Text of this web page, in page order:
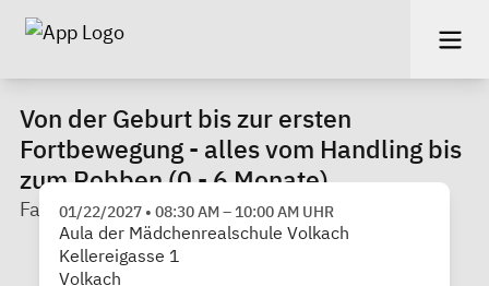
Von der Geburt bis zur ersten
Fortbewegung - alles vom Handling bis
zum Robben (0 - 6 Monate)
Familienstützpunkt Volkach
01/22/2027 • 08:30 AM– 10:00 AM UHR
Aula der Mädchenrealschule Volkach
Kellereigasse 1
Volkach